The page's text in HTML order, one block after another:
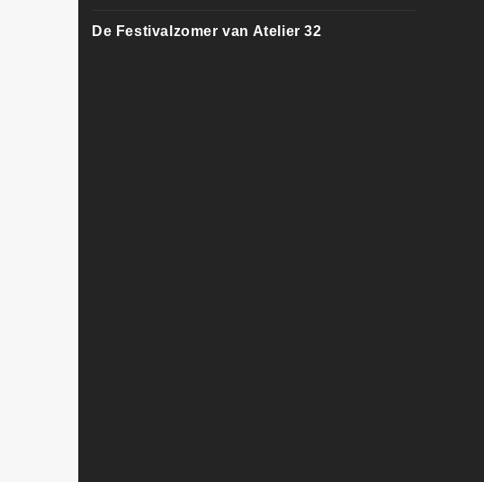
De Festivalzomer van Atelier 32